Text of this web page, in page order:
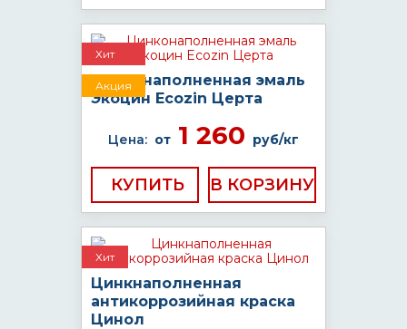
Хит
Акция
Цинконаполненная эмаль
Экоцин Ecozin Церта
Цена: от 1 260 руб/кг
КУПИТЬ
Хит
Цинкнаполненная
антикоррозийная краска
Цинол